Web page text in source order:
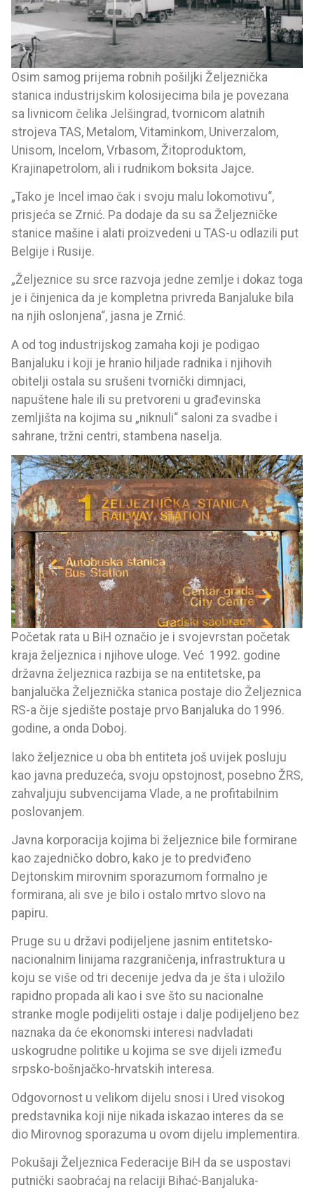
Osim samog prijema robnih pošiljki Željeznička
stanica industrijskim kolosijecima bila je povezana
sa livnicom čelika Jelšingrad, tvornicom alatnih
strojeva TAS, Metalom, Vitaminkom, Univerzalom,
Unisom, Incelom, Vrbasom, Žitoproduktom,
Krajinapetrolom, ali i rudnikom boksita Jajce.
„Tako je Incel imao čak i svoju malu lokomotivu“,
prisjeća se Zrnić. Pa dodaje da su sa Željezničke
stanice mašine i alati proizvedeni u TAS-u odlazili put
Belgije i Rusije.
„Željeznice su srce razvoja jedne zemlje i dokaz toga
je i činjenica da je kompletna privreda Banjaluke bila
na njih oslonjena“, jasna je Zrnić.
A od tog industrijskog zamaha koji je podigao
Banjaluku i koji je hranio hiljade radnika i njihovih
obitelji ostala su srušeni tvornički dimnjaci,
napuštene hale ili su pretvoreni u građevinska
zemljišta na kojima su „niknuli“ saloni za svadbe i
sahrane, tržni centri, stambena naselja.
Početak rata u BiH označio je i svojevrstan početak
kraja željeznica i njihove uloge. Već 1992. godine
državna željeznica razbija se na entitetske, pa
banjalučka Željeznička stanica postaje dio Željeznica
RS-a čije sjedište postaje prvo Banjaluka do 1996.
godine, a onda Doboj.
Iako željeznice u oba bh entiteta još uvijek posluju
kao javna preduzeća, svoju opstojnost, posebno ŽRS,
zahvaljuju subvencijama Vlade, a ne profitabilnim
poslovanjem.
Javna korporacija kojima bi željeznice bile formirane
kao zajedničko dobro, kako je to predviđeno
Dejtonskim mirovnim sporazumom formalno je
formirana, ali sve je bilo i ostalo mrtvo slovo na
papiru.
Pruge su u državi podijeljene jasnim entitetsko-
nacionalnim linijama razgraničenja, infrastruktura u
koju se više od tri decenije jedva da je šta i uložilo
rapidno propada ali kao i sve što su nacionalne
stranke mogle podijeliti ostaje i dalje podijeljeno bez
naznaka da će ekonomski interesi nadvladati
uskogrudne politike u kojima se sve dijeli između
srpsko-bošnjačko-hrvatskih interesa.
Odgovornost u velikom dijelu snosi i Ured visokog
predstavnika koji nije nikada iskazao interes da se
dio Mirovnog sporazuma u ovom dijelu implementira.
Pokušaji Željeznica Federacije BiH da se uspostavi
putnički saobraćaj na relaciji Bihać-Banjaluka-